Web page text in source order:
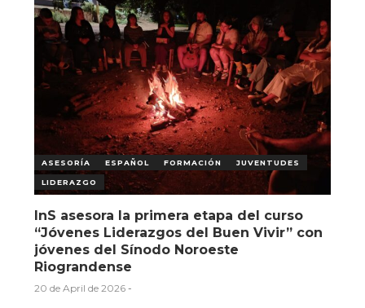
ASESORÍA ESPAÑOL FORMACIÓN JUVENTUDES
LIDERAZGO
InS asesora la primera etapa del curso
“Jóvenes Liderazgos del Buen Vivir” con
jóvenes del Sínodo Noroeste
Riograndense
20 de April de 2026 -